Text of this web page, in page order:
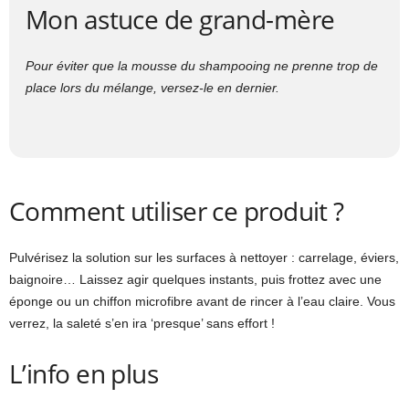
Mon astuce de grand-mère
Pour éviter que la mousse du shampooing ne prenne trop de
place lors du mélange, versez-le en dernier.
Comment utiliser ce produit ?
Pulvérisez la solution sur les surfaces à nettoyer : carrelage, éviers,
baignoire… Laissez agir quelques instants, puis frottez avec une
éponge ou un chiffon microfibre avant de rincer à l’eau claire. Vous
verrez, la saleté s’en ira ‘presque’ sans effort !
L’info en plus